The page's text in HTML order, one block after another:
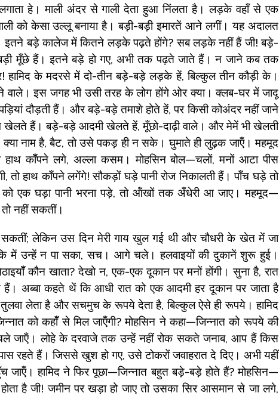
हे। माली अंदर से गाली देता हुआ निंलता है। लड़के वहाँ से एक
को केसा उल्लू बनाया है। बड़ी-बड़ी इमारतें आने लगीं। यह अदालत
इतने बड़े कालेज में कितने लड़के पढ़ते होंगे? सब लड़के नहीं हैं जी! बड़े-
मूँछे हैं। इतने बड़े हो गए, अभी तक पढ़ते जाते हैं। न जाने कब तक
हामिद के मदरसे में दो-तीन बड़े-बड़े लड़के हें, बिल्कुल तीन कौड़ी के।
वाले। इस जगह भी उसी तरह के लोग होंगे ओर क्या। क्लब-घर में जादू
दौड़ती हैं। और बड़े-बड़े तमाशे होते हें, पर किसी कोअंदर नहीं जाने
खेलते हैं। बड़े-बड़े आदमी खेलते हें, मूँछो-दाढ़ी वाले। और मेमें भी खेलती
क्या नाम है, बैट, तो उसे पकड़ ही न सके। घुमाते ही लुढ़क जाऍं। महमूद
हाथ कॉँपने लगे, अल्ला कसम। मोहसिन बोल—चलों, मनों आटा पीस
तो हाथ कॉँपने लगेंगे! सौकड़ों घड़े पानी रोज निकालती हैं। पॉँच घड़े तो
को एक घड़ा पानी भरना पड़े, तो ऑंखों तक अँधेरी आ जाए। महमूद—
नहीं सकतीं।
लेकिन उस दिन मेरी गाय खुल गई थी और चौधरी के खेत में जा
कि में उन्हें न पा सका, सच। आगे चले। हलवाइयों की दुकानें शुरू हुई।
कौन खाता? देखो न, एक-एक दूकान पर मनों होंगी। सुना है, रात
अब्बा कहते थें कि आधी रात को एक आदमी हर दूकान पर जाता है
तुलवा लेता है और सचमुच के रूपये देता है, बिल्कुल ऐसे ही रूपये। हामिद
को कहॉँ से मिल जाऍंगी? मोहसिन ने कहा—जिन्नात को रूपये की
जाऍं। लोहे के दरवाजे तक उन्हें नहीं रोक सकते जनाब, आप हैं किस
रहते हैं। जिससे खुश हो गए, उसे टोकरों जवाहरात दे दिए। अभी यहीं
जाऍं। हामिद ने फिर पूछा—जिन्नात बहुत बड़े-बड़े होते हैं? मोहसिन—
है जी! जमीन पर खड़ा हो जाए तो उसका सिर आसमान से जा लगे,